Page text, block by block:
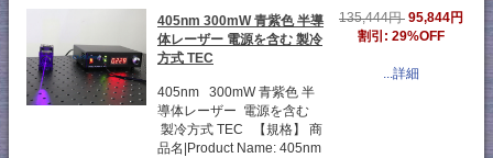
405nm 300mW 青紫色 半導
体レーザー 電源を含む 製冷
方式 TEC
405nm 300mW 青紫色 半
導体レーザー 電源を含む
製冷方式 TEC 【規格】 商
品名|Product Name: 405nm
135,444円 95,844円
割引: 29%OFF
...詳細